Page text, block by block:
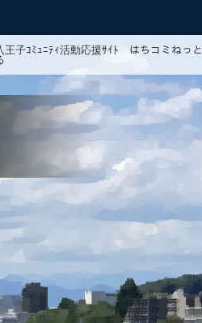
王子ｺﾐｭﾆﾃｨ活動応援ｻｲﾄ はちコミねっ